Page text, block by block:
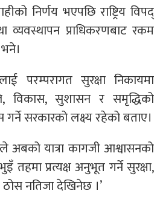
निर्णय भएपछि राष्ट्रिय विपद्
व्यवस्थापन प्राधिकरणबाट रकम
परम्परागत सुरक्षा निकायमा
विकास, सुशासन र समृद्धिको
सरकारको लक्ष्य रहेको बताए।
अबको यात्रा कागजी आश्वासनको
तहमा प्रत्यक्ष अनुभूत गर्ने सुरक्षा,
नतिजा देखिनेछ ।’